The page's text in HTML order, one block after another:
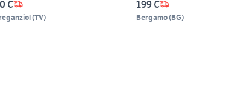
€
(TV)
199 €
Bergamo(BG)